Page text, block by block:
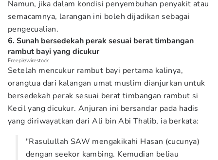
Namun, jika dalam kondisi penyembuhan penyakit atau
semacamnya, larangan ini boleh dijadikan sebagai
pengecualian.
6. Sunah bersedekah perak sesuai berat timbangan
rambut bayi yang dicukur
Freepik/wirestock
Setelah mencukur rambut bayi pertama kalinya,
orangtua dari kalangan umat muslim dianjurkan untuk
bersedekah perak sesuai berat timbangan rambut si
Kecil yang dicukur. Anjuran ini bersandar pada hadis
yang diriwayatkan dari Ali bin Abi Thalib, ia berkata:
"Rasulullah SAW mengakikahi Hasan (cucunya)
dengan seekor kambing. Kemudian beliau